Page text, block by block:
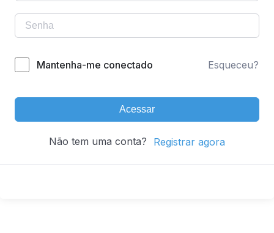
Mantenha-me conectado Esqueceu?
Acessar
Não tem uma conta? Registrar agora